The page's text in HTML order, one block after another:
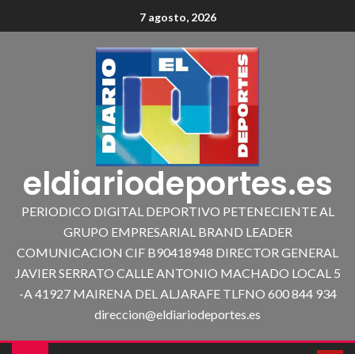
7 agosto, 2026
eldiariodeportes.es
PERIODICO DIGITAL DEPORTIVO PETENECIENTE AL
GRUPO EMPRESARIAL BRAND LEADER
COMUNICACION CIF B90418948 DIRECTOR GENERAL
JAVIER SERRATO CALLE ANTONIO MACHADO LOCAL 5
-A 41927 MAIRENA DEL ALJARAFE TLFNO 600 844 934
direccion@eldiariodeportes.es